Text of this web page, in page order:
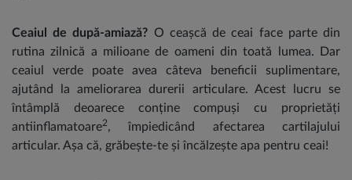
Ceaiul de după-amiază? O ceașcă de ceai face parte din
rutina zilnică a milioane de oameni din toată lumea. Dar
ceaiul verde poate avea câteva beneficii suplimentare,
ajutând la ameliorarea durerii articulare. Acest lucru se
întâmplă deoarece conține compuși cu proprietăți
antiinflamatoare2, împiedicând afectarea cartilajului
articular. Așa că, grăbește-te și încălzește apa pentru ceai!